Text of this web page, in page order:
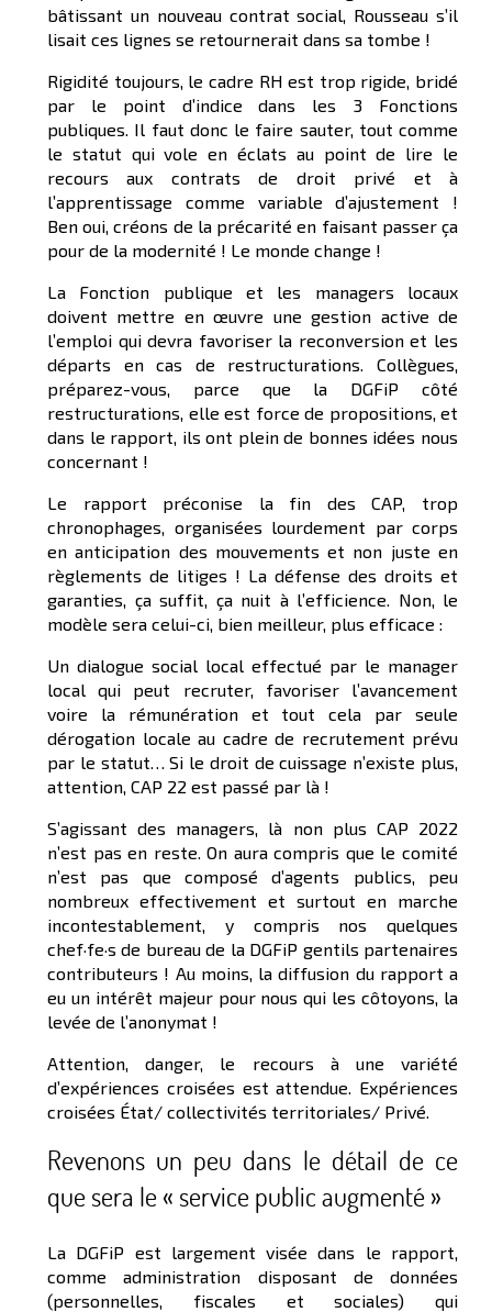
bâtissant un nouveau contrat social, Rousseau s’il
lisait ces lignes se retournerait dans sa tombe !
Rigidité toujours, le cadre RH est trop rigide, bridé
par le point d’indice dans les 3 Fonctions
publiques. Il faut donc le faire sauter, tout comme
le statut qui vole en éclats au point de lire le
recours aux contrats de droit privé et à
l’apprentissage comme variable d’ajustement !
Ben oui, créons de la précarité en faisant passer ça
pour de la modernité ! Le monde change !
La Fonction publique et les managers locaux
doivent mettre en œuvre une gestion active de
l’emploi qui devra favoriser la reconversion et les
départs en cas de restructurations. Collègues,
préparez-vous, parce que la DGFiP côté
restructurations, elle est force de propositions, et
dans le rapport, ils ont plein de bonnes idées nous
concernant !
Le rapport préconise la fin des CAP, trop
chronophages, organisées lourdement par corps
en anticipation des mouvements et non juste en
règlements de litiges ! La défense des droits et
garanties, ça suffit, ça nuit à l’efficience. Non, le
modèle sera celui-ci, bien meilleur, plus efficace :
Un dialogue social local effectué par le manager
local qui peut recruter, favoriser l’avancement
voire la rémunération et tout cela par seule
dérogation locale au cadre de recrutement prévu
par le statut… Si le droit de cuissage n’existe plus,
attention, CAP 22 est passé par là !
S’agissant des managers, là non plus CAP 2022
n’est pas en reste. On aura compris que le comité
n’est pas que composé d’agents publics, peu
nombreux effectivement et surtout en marche
incontestablement, y compris nos quelques
chef·fe·s de bureau de la DGFiP gentils partenaires
contributeurs ! Au moins, la diffusion du rapport a
eu un intérêt majeur pour nous qui les côtoyons, la
levée de l’anonymat !
Attention, danger, le recours à une variété
d’expériences croisées est attendue. Expériences
croisées État/ collectivités territoriales/ Privé.
Revenons un peu dans le détail de ce
que sera le « service public augmenté »
La DGFiP est largement visée dans le rapport,
comme administration disposant de données
(personnelles, fiscales et sociales) qui